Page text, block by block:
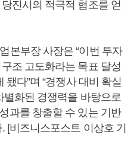
진시의 적극적 협조를 얻
본부장 사장은 “이번 투자
조 고도화라는 목표 달성
다”며 “경쟁사 대비 확실
별화된 경쟁력을 바탕으로
과를 창출할 수 있는 기반
[비즈니스포스트 이상호 기